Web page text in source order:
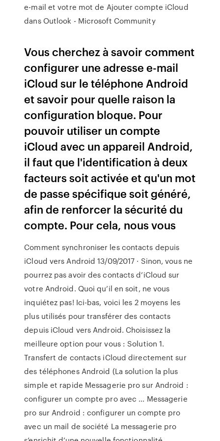
e-mail et votre mot de Ajouter compte iCloud
dans Outlook - Microsoft Community
Vous cherchez à savoir comment
configurer une adresse e-mail
iCloud sur le téléphone Android
et savoir pour quelle raison la
configuration bloque. Pour
pouvoir utiliser un compte
iCloud avec un appareil Android,
il faut que l'identification à deux
facteurs soit activée et qu'un mot
de passe spécifique soit généré,
afin de renforcer la sécurité du
compte. Pour cela, nous vous
Comment synchroniser les contacts depuis
iCloud vers Android 13/09/2017 · Sinon, vous ne
pourrez pas avoir des contacts d’iCloud sur
votre Android. Quoi qu’il en soit, ne vous
inquiétez pas! Ici-bas, voici les 2 moyens les
plus utilisés pour transférer des contacts
depuis iCloud vers Android. Choisissez la
meilleure option pour vous : Solution 1.
Transfert de contacts iCloud directement sur
des téléphones Android (La solution la plus
simple et rapide Messagerie pro sur Android :
configurer un compte pro avec ... Messagerie
pro sur Android : configurer un compte pro
avec un mail de société La messagerie pro